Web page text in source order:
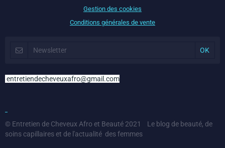
Gestion des cookies
Conditions générales de vente
entretiendecheveuxafro@gmail.com
© Entretien de Cheveux Afro et Beauté 2021 Le blog de beauté, de
soins capillaires et de l'actualité des femmes